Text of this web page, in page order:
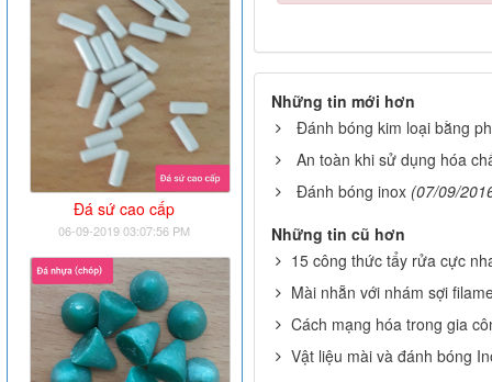
Những tin mới hơn
Đánh bóng kim loại bằng
An toàn khi sử dụng hóa
Đánh bóng inox (07/09/
Những tin cũ hơn
15 công thức tẩy rửa cực
Mài nhẵn với nhám sợi
Cách mạng hóa trong gia
Vật liệu mài và đánh bóng
Đá sứ cao cấp
06-09-2019 03:07:56 PM